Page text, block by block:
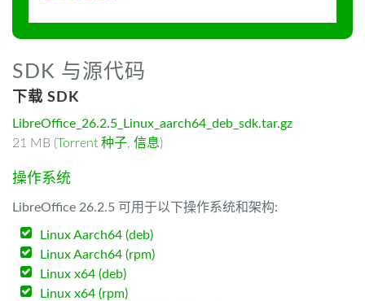
SDK 与源代码
下载 SDK
LibreOffice_26.2.5_Linux_aarch64_deb_sdk.tar.gz
21 MB (Torrent 种子, 信息)
操作系统
LibreOffice 26.2.5 可用于以下操作系统和架构:
Linux Aarch64 (deb)
Linux Aarch64 (rpm)
Linux x64 (deb)
Linux x64 (rpm)